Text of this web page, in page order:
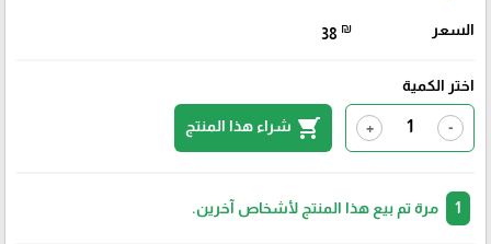
السعر 38 ₪
اختر الكمية
-
+
shopping_cart شراء هذا المنتج
مرة تم بيع هذا المنتج لأشخاص آخرين.